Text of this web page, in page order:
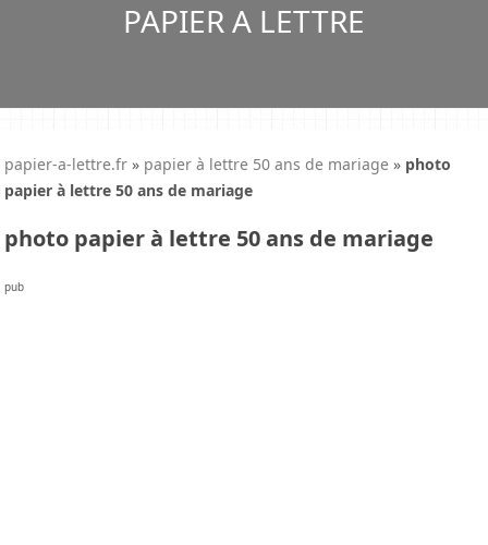
PAPIER A LETTRE
papier-a-lettre.fr » papier à lettre 50 ans de mariage » photo
papier à lettre 50 ans de mariage
photo papier à lettre 50 ans de mariage
pub